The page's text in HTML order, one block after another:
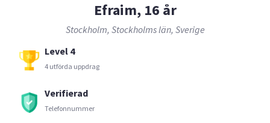
Efraim, 16 år
Stockholm, Stockholms län, Sverige
Level 4
4 utförda uppdrag
Verifierad
Telefonnummer